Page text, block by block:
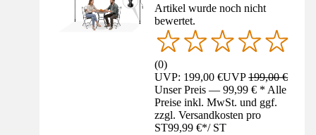
Artikel wurde noch nicht
bewertet.
(0)
UVP: 199,00 €UVP199,00 €
Unser Preis — 99,99 € * Alle
Preise inkl. MwSt. und ggf.
zzgl. Versandkosten pro
ST99,99 €*/ ST